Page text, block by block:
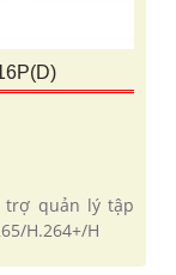
trợ quản lý tập
H.264+/H